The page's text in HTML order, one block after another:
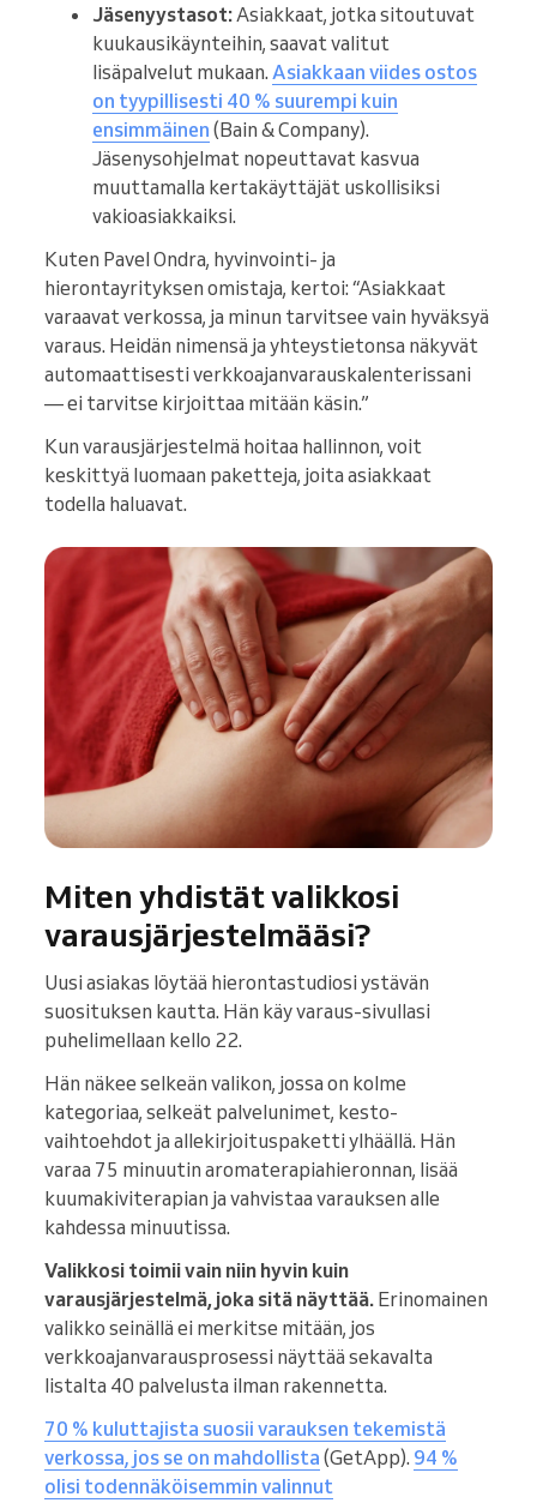
Jäsenyystasot: Asiakkaat, jotka sitoutuvat
kuukausikäynteihin, saavat valitut
lisäpalvelut mukaan. Asiakkaan viides ostos
on tyypillisesti 40 % suurempi kuin
ensimmäinen (Bain & Company).
Jäsenysohjelmat nopeuttavat kasvua
muuttamalla kertakäyttäjät uskollisiksi
vakioasiakkaiksi.
Kuten Pavel Ondra, hyvinvointi- ja
hierontayrityksen omistaja, kertoi: “Asiakkaat
varaavat verkossa, ja minun tarvitsee vain hyväksyä
varaus. Heidän nimensä ja yhteystietonsa näkyvät
automaattisesti verkkoajanvarauskalenterissani
— ei tarvitse kirjoittaa mitään käsin.”
Kun varausjärjestelmä hoitaa hallinnon, voit
keskittyä luomaan paketteja, joita asiakkaat
todella haluavat.
Miten yhdistät valikkosi
varausjärjestelmääsi?
Uusi asiakas löytää hierontastudiosi ystävän
suosituksen kautta. Hän käy varaus-sivullasi
puhelimellaan kello 22.
Hän näkee selkeän valikon, jossa on kolme
kategoriaa, selkeät palvelunimet, kesto-
vaihtoehdot ja allekirjoituspaketti ylhäällä. Hän
varaa 75 minuutin aromaterapiahieronnan, lisää
kuumakiviterapian ja vahvistaa varauksen alle
kahdessa minuutissa.
Valikkosi toimii vain niin hyvin kuin
varausjärjestelmä, joka sitä näyttää. Erinomainen
valikko seinällä ei merkitse mitään, jos
verkkoajanvarausprosessi näyttää sekavalta
listalta 40 palvelusta ilman rakennetta.
70 % kuluttajista suosii varauksen tekemistä
verkossa, jos se on mahdollista (GetApp). 94 %
olisi todennäköisemmin valinnut